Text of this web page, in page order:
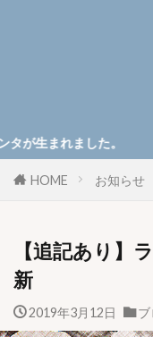
した。
HOME お知らせ
【追記あり】
新
2019年3月12日